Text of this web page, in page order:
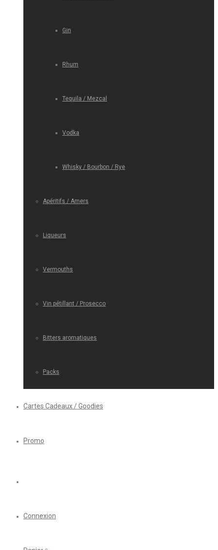
Gin
Rhum
Tequila / Mezcal
Vodka
Whisky / Bourbon / Rye
Apéritifs / Amers
Liqueurs
Vermouths
Vin pétillant / Prosecco
Bitters aromatiques
Packs
Cartes Cadeaux / Goodies
Promo
Connexion